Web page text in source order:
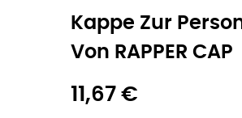
Kappe Zur
Von RAPPER CAP
11,67 €